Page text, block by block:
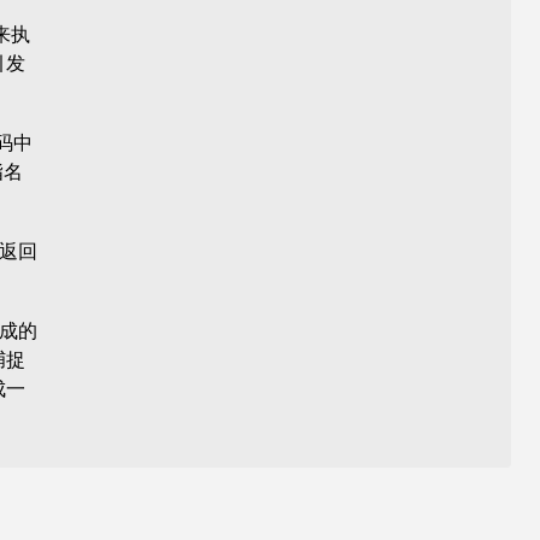
执
发
中
回
的
一